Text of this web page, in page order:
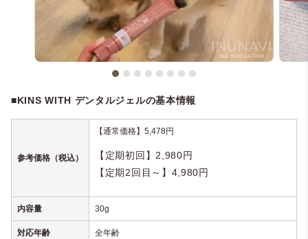
■KINS WITH デンタルジェルの基本情報
参考価格（税込）
【通常価格】5,478円
【定期初回】2,980円
【定期2回目～】4,980円
内容量 30g
対応年齢 全年齢